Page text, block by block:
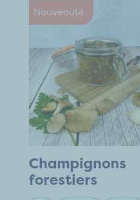
Nouveauté
Champignons
forestiers